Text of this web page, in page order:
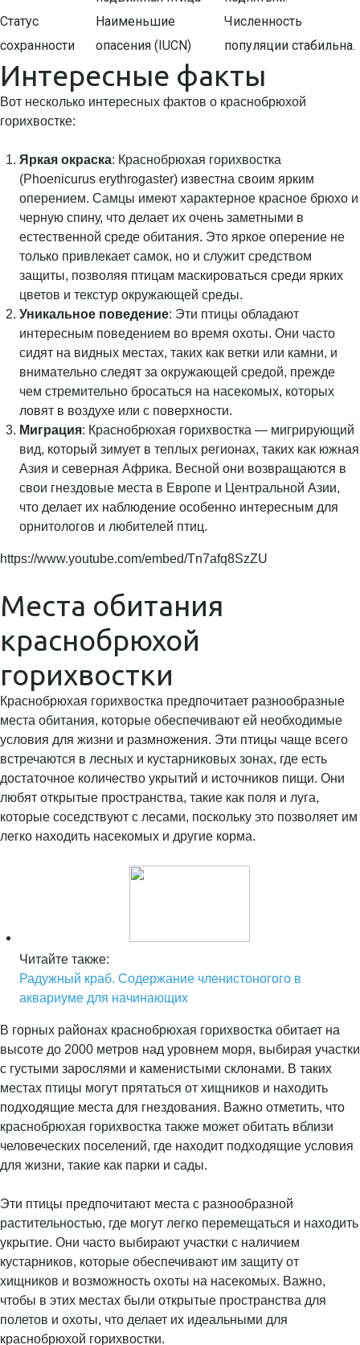
Статус
сохранности
Наименьшие
опасения (IUCN)
Численность
популяции стабильна.
Интересные факты
Вот несколько интересных фактов о краснобрюхой
горихвостке:
Яркая окраска: Краснобрюхая горихвостка
(Phoenicurus erythrogaster) известна своим ярким
оперением. Самцы имеют характерное красное брюхо и
черную спину, что делает их очень заметными в
естественной среде обитания. Это яркое оперение не
только привлекает самок, но и служит средством
защиты, позволяя птицам маскироваться среди ярких
цветов и текстур окружающей среды.
Уникальное поведение: Эти птицы обладают
интересным поведением во время охоты. Они часто
сидят на видных местах, таких как ветки или камни, и
внимательно следят за окружающей средой, прежде
чем стремительно бросаться на насекомых, которых
ловят в воздухе или с поверхности.
Миграция: Краснобрюхая горихвостка — мигрирующий
вид, который зимует в теплых регионах, таких как южная
Азия и северная Африка. Весной они возвращаются в
свои гнездовые места в Европе и Центральной Азии,
что делает их наблюдение особенно интересным для
орнитологов и любителей птиц.
https://www.youtube.com/embed/Tn7afq8SzZU
Места обитания
краснобрюхой
горихвостки
Краснобрюхая горихвостка предпочитает разнообразные
места обитания, которые обеспечивают ей необходимые
условия для жизни и размножения. Эти птицы чаще всего
встречаются в лесных и кустарниковых зонах, где есть
достаточное количество укрытий и источников пищи. Они
любят открытые пространства, такие как поля и луга,
которые соседствуют с лесами, поскольку это позволяет им
легко находить насекомых и другие корма.
Читайте также:
Радужный краб. Содержание членистоногого в
аквариуме для начинающих
В горных районах краснобрюхая горихвостка обитает на
высоте до 2000 метров над уровнем моря, выбирая участки
с густыми зарослями и каменистыми склонами. В таких
местах птицы могут прятаться от хищников и находить
подходящие места для гнездования. Важно отметить, что
краснобрюхая горихвостка также может обитать вблизи
человеческих поселений, где находит подходящие условия
для жизни, такие как парки и сады.
Эти птицы предпочитают места с разнообразной
растительностью, где могут легко перемещаться и находить
укрытие. Они часто выбирают участки с наличием
кустарников, которые обеспечивают им защиту от
хищников и возможность охоты на насекомых. Важно,
чтобы в этих местах были открытые пространства для
полетов и охоты, что делает их идеальными для
краснобрюхой горихвостки.